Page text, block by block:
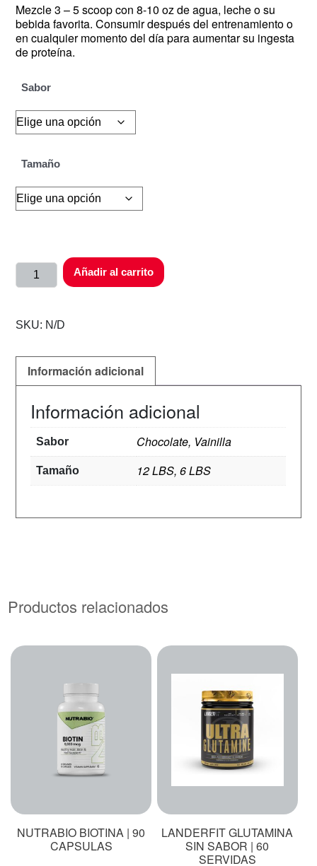
Mezcle 3 – 5 scoop con 8-10 oz de agua, leche o su
bebida favorita. Consumir después del entrenamiento o
en cualquier momento del día para aumentar su ingesta
de proteína.
Sabor
Tamaño
Añadir al carrito
SKU: N/D
Información adicional
Información adicional
Sabor Chocolate, Vainilla
Tamaño 12 LBS, 6 LBS
Productos relacionados
NUTRABIO BIOTINA | 90
CAPSULAS
LANDERFIT GLUTAMINA
SIN SABOR | 60
SERVIDAS